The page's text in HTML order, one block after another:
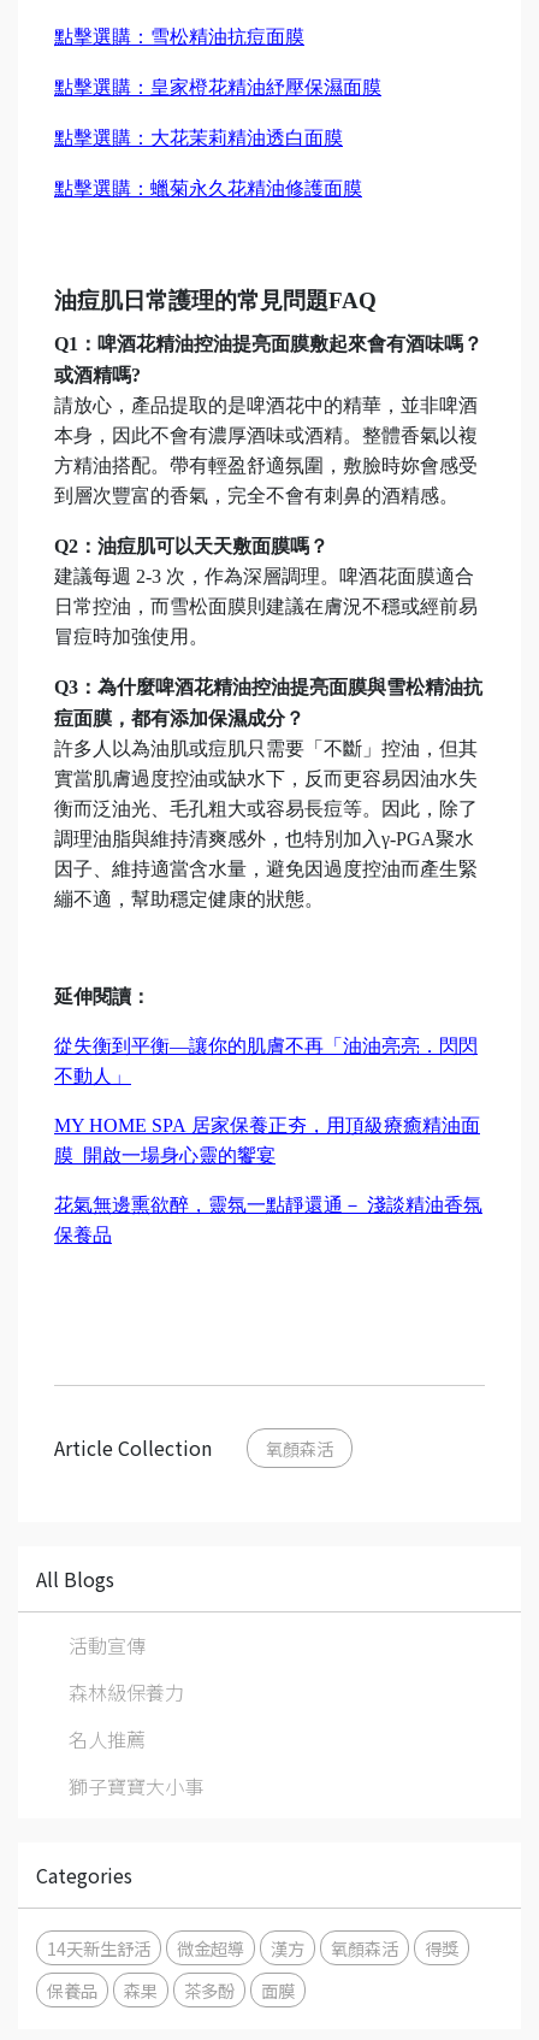
點擊選購：雪松精油抗痘面膜
點擊選購：皇家橙花精油紓壓保濕面膜
點擊選購：大花茉莉精油透白面膜
點擊選購：蠟菊永久花精油修護面膜
油痘肌日常護理的常見問題FAQ
Q1 ： 啤酒花精油控油提亮面膜敷起來會有酒味嗎？
或酒精嗎?
請放心，產品提取的是啤酒花中的精華，並非啤酒
本身，因此不會有濃厚酒味或酒精。整體香氣以複
方精油搭配。帶有輕盈舒適氛圍， 敷臉時妳會感受
到層次豐富的香氣，完全不會有刺鼻的酒精感。
Q2 ：油痘肌可以天天敷面膜嗎？
建議每週 2-3 次，作為深層調理。啤酒花面膜適合
日常控油，而雪松面膜則建議在膚況不穩或經前易
冒痘時加強使用。
Q3 ：為什麼啤酒花精油控油提亮面膜與雪松精油抗
痘面膜，都有添加保濕成分？
許多人以為油肌或痘肌只需要「不斷」控油，但其
實當肌膚過度控油或缺水下，反而更容易因油水失
衡而泛油光、毛孔粗大或容易長痘等。因此，除了
調理油脂與維持清爽感外，也特別加入γ-PGA聚水
因子、維持適當含水量，避免因過度控油而產生緊
繃不適，幫助穩定健康的狀態。
延伸閱讀：
從失衡到平衡—讓你的肌膚不再「油油亮亮．閃閃
不動人」
MY HOME SPA 居家保養正夯，用頂級療癒精油面
膜 開啟一場身心靈的饗宴
花氣無邊熏欲醉，靈氛一點靜還通－ 淺談精油香氛
保養品
Article Collection 氧顏森活
All Blogs
活動宣傳
森林級保養力
名人推薦
獅子寶寶大小事
Categories
14天新生舒活 微金超導 漢方 氧顏森活
得獎
保養品
森果 茶多酚 面膜